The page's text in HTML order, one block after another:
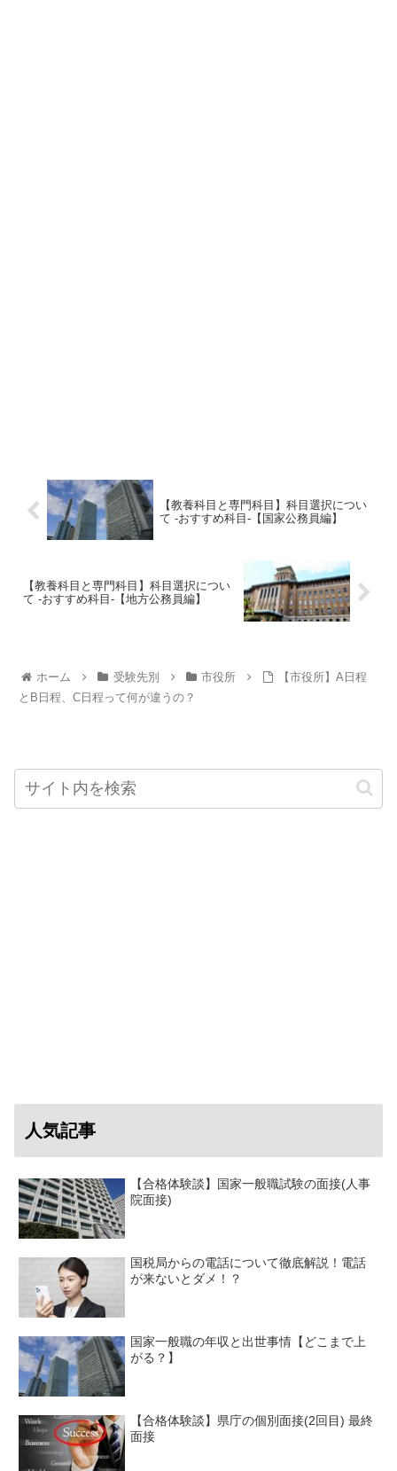
【教養科目と専門科目】科目選択につい
て -おすすめ科目-【国家公務員編】
【教養科目と専門科目】科目選択につい
て -おすすめ科目-【地方公務員編】
ホーム 受験先別 市役所
【市役所】A日程
とB日程、C日程って何が違うの？
人気記事
【合格体験談】国家一般職試験の面接(人事
院面接)
国税局からの電話について徹底解説！電話
が来ないとダメ！？
国家一般職の年収と出世事情【どこまで上
がる？】
【合格体験談】県庁の個別面接(2回目) 最終
面接